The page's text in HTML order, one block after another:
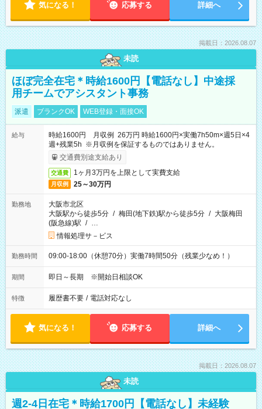
気になる！ 応募する 詳細へ
掲載日：2026.08.07
未読
ほぼ完全在宅＊時給1600円【電話なし】中途採
用チームでアシスタント事務
派遣 ブランクOK WEB登録・面接OK
給与
時給1600円 月収例 26万円 時給1600円×実働7h50m×週5日×4
週+残業5h ※月収例を保証するものではありません。
交通費別途支給あり
交通費 1ヶ月3万円を上限として実費支給
月収例 25～30万円
勤務地
大阪市北区
大阪駅から徒歩5分 / 梅田(地下鉄)駅から徒歩5分 / 大阪梅田
(阪急線)駅 / …
情報処理サ－ビス
勤務時間 09:00-18:00（休憩70分）実働7時間50分（残業少なめ！）
期間 即日～長期 ※開始日相談OK
特徴 履歴書不要 / 電話対応なし
気になる！ 応募する 詳細へ
掲載日：2026.08.07
未読
週2-4日在宅＊時給1700円【電話なし】未経験